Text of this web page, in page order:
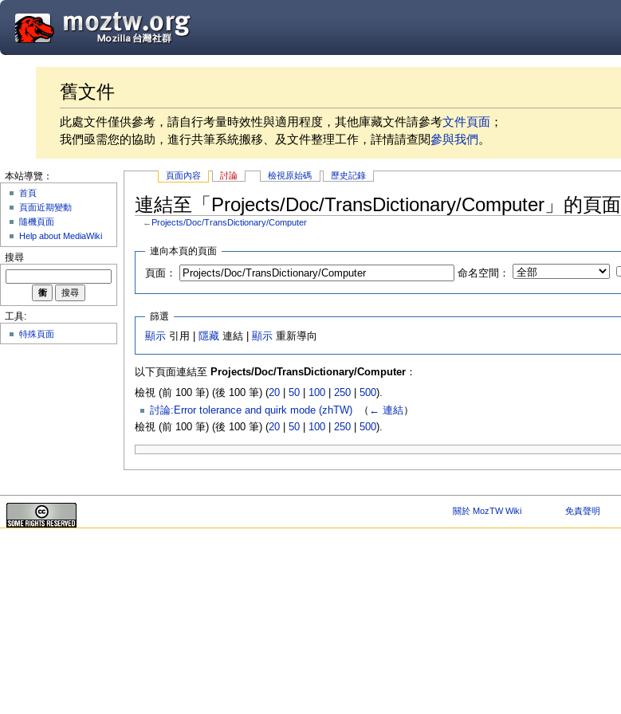
舊文件
此處文件僅供參考，請自行考量時效性與適用程度，其他庫藏文件請參考文件頁面 ；
我們亟需您的協助，進行共筆系統搬移、及文件整理工作，詳情請查閱參與我們。
頁面內容 討論 檢視原始碼 歷史記錄
連結至「Projects/Doc/TransDictionary/Computer」的頁面
← Projects/Doc/TransDictionary/Computer
連向本頁的頁面
頁面： 命名空間：
篩選
顯示 引用 | 隱藏 連結 |顯示 重新導向
以下頁面連結至 Projects/Doc/TransDictionary/Computer：
檢視 (前 100 筆) (後 100 筆) (20| 50| 100| 250| 500).
討論:Error tolerance and quirk mode (zhTW)‎ （ ← 連結）
檢視 (前 100 筆) (後 100 筆) (20| 50| 100| 250| 500).
本站導覽：
首頁
頁面近期變動
隨機頁面
Help about MediaWiki
搜尋
工具:
特殊頁面
關於 MozTW Wiki 免責聲明